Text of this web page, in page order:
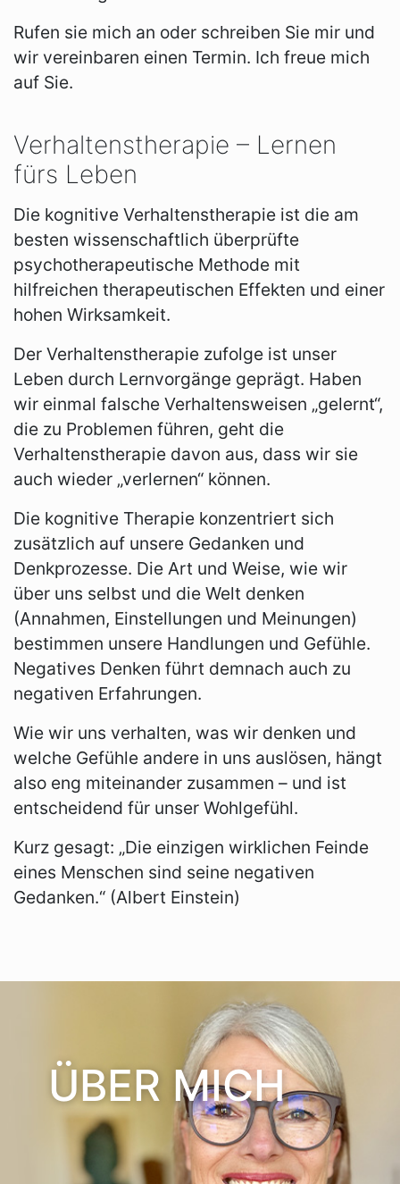
Rufen sie mich an oder schreiben Sie mir und
wir vereinbaren einen Termin. Ich freue mich
auf Sie.
Verhaltenstherapie – Lernen
fürs Leben
Die kognitive Verhaltenstherapie ist die am
besten wissenschaftlich überprüfte
psychotherapeutische Methode mit
hilfreichen therapeutischen Effekten und einer
hohen Wirksamkeit.
Der Verhaltenstherapie zufolge ist unser
Leben durch Lernvorgänge geprägt. Haben
wir einmal falsche Verhaltensweisen „gelernt“,
die zu Problemen führen, geht die
Verhaltenstherapie davon aus, dass wir sie
auch wieder „verlernen“ können.
Die kognitive Therapie konzentriert sich
zusätzlich auf unsere Gedanken und
Denkprozesse. Die Art und Weise, wie wir
über uns selbst und die Welt denken
(Annahmen, Einstellungen und Meinungen)
bestimmen unsere Handlungen und Gefühle.
Negatives Denken führt demnach auch zu
negativen Erfahrungen.
Wie wir uns verhalten, was wir denken und
welche Gefühle andere in uns auslösen, hängt
also eng miteinander zusammen – und ist
entscheidend für unser Wohlgefühl.
Kurz gesagt: „Die einzigen wirklichen Feinde
eines Menschen sind seine negativen
Gedanken.“ (Albert Einstein)
ÜBER MICH